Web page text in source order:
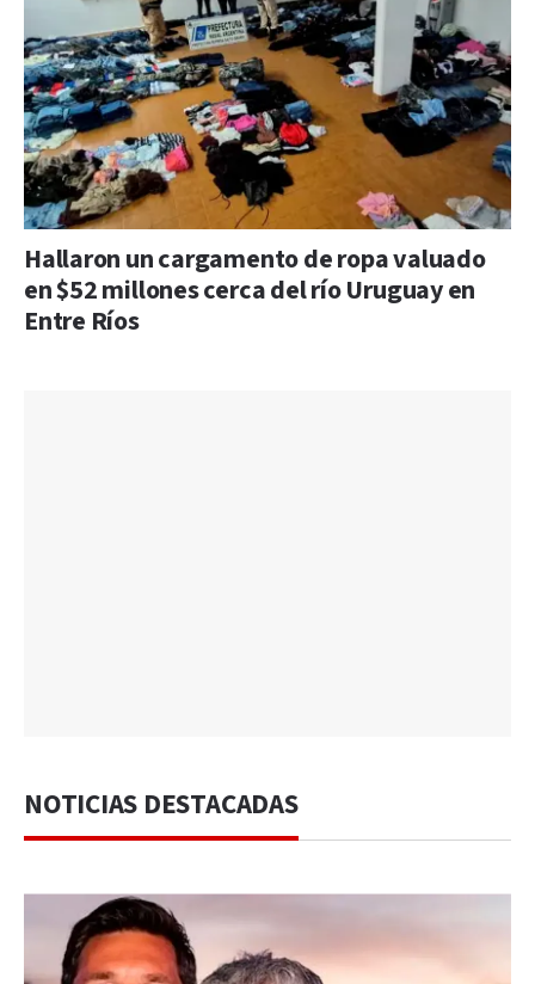
Hallaron un cargamento de ropa valuado
en $52 millones cerca del río Uruguay en
Entre Ríos
NOTICIAS DESTACADAS